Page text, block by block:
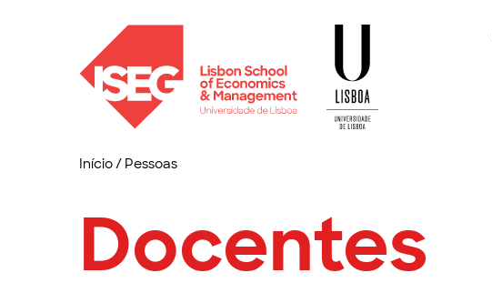
Início/ Pessoas
Docentes